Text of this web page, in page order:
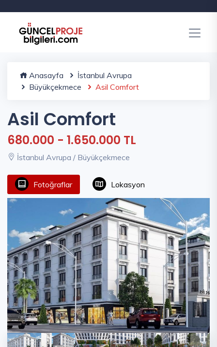
Anasayfa
İstanbul Avrupa
Büyükçekmece
Asil Comfort
Asil Comfort
680.000 - 1.650.000 TL
İstanbul Avrupa / Büyükçekmece
Fotoğraflar Lokasyon